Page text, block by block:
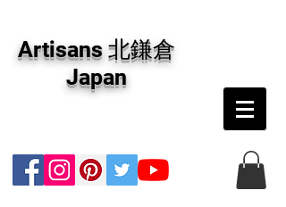
版画・切り絵など、コンテンポラリー並びにフ
ァインアートのオンライン販売をしています。
日本国内の抽象画・具象画の画家に加え、海外
のアーティストの作品もお取り寄せ頂けます。
インテリアとして、大切な方へのギフトとし
Artisans 北鎌倉
Japan